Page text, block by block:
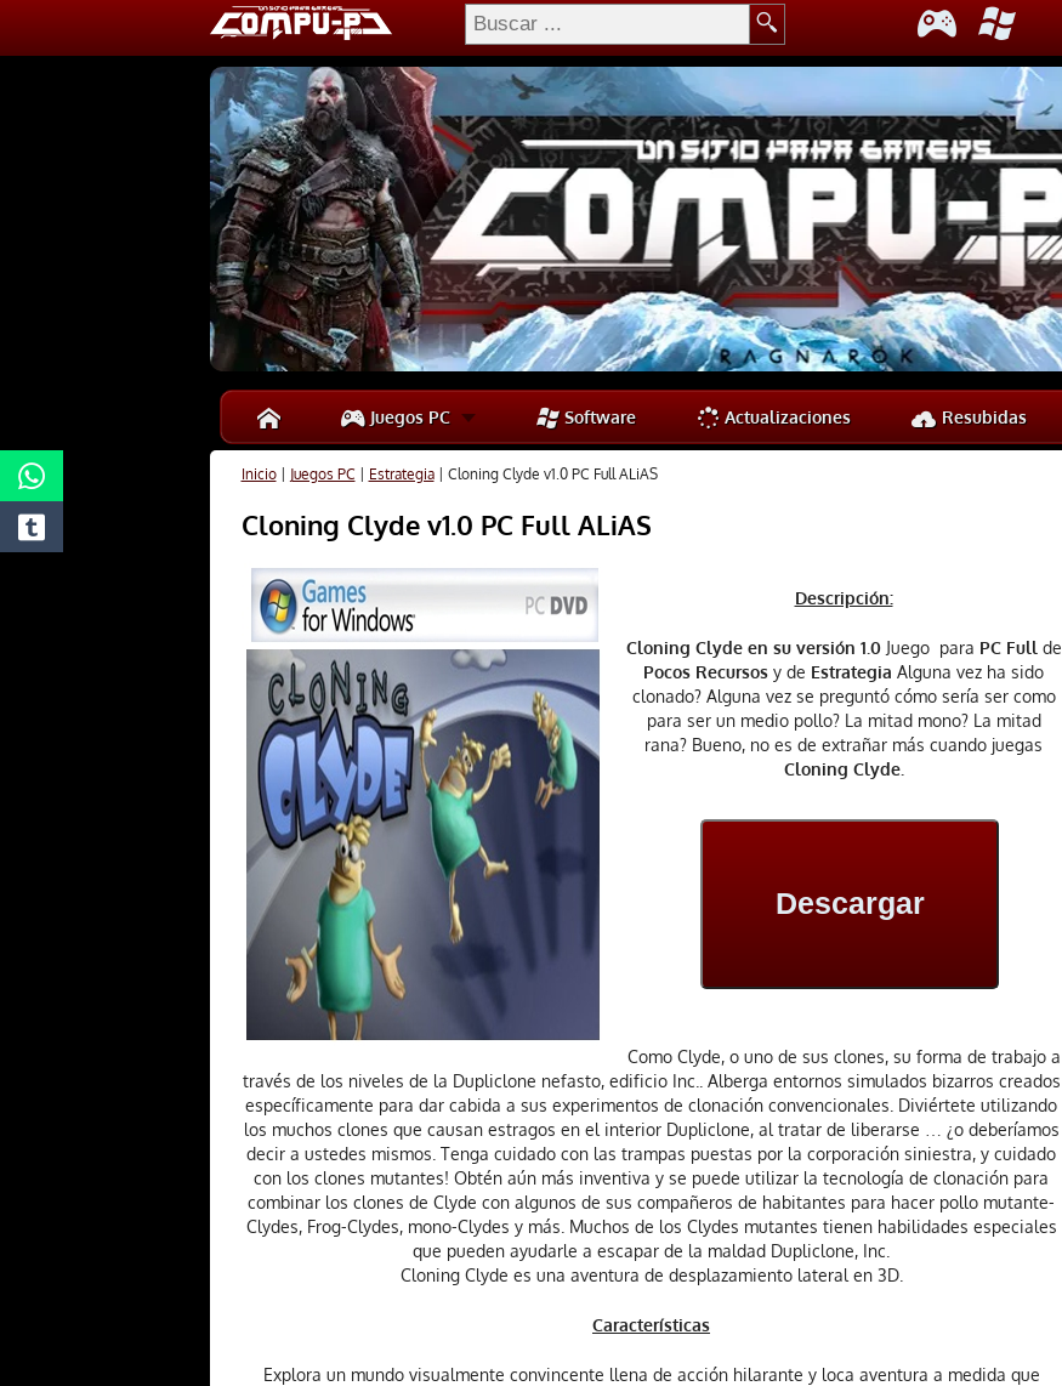
Juegos PC Software Actualizaciones Resubidas
Inicio| Juegos PC | Estrategia| Cloning Clyde v1.0 PC Full ALiAS
Cloning Clyde v1.0 PC Full ALiAS
Descripción:
Cloning Clyde en su versión 1.0Juego para PC Full de
Pocos Recursos y de Estrategia Alguna vez ha sido
clonado? Alguna vez se preguntó cómo sería ser como
para ser un medio pollo? La mitad mono? La mitad
rana? Bueno, no es de extrañar más cuando juegas
Cloning Clyde.
Descargar
Como Clyde, o uno de sus clones, su forma de trabajo a
través de los niveles de la Dupliclone nefasto, edificio Inc.. Alberga entornos simulados bizarros creados
específicamente para dar cabida a sus experimentos de clonación convencionales. Diviértete utilizando
los muchos clones que causan estragos en el interior Dupliclone, al tratar de liberarse … ¿o deberíamos
decir a ustedes mismos. Tenga cuidado con las trampas puestas por la corporación siniestra, y cuidado
con los clones mutantes! Obtén aún más inventiva y se puede utilizar la tecnología de clonación para
combinar los clones de Clyde con algunos de sus compañeros de habitantes para hacer pollo mutante-
Clydes, Frog-Clydes, mono-Clydes y más. Muchos de los Clydes mutantes tienen habilidades especiales
que pueden ayudarle a escapar de la maldad Dupliclone, Inc.
Cloning Clyde es una aventura de desplazamiento lateral en 3D.
Características
Explora un mundo visualmente convincente llena de acción hilarante y loca aventura a medida que